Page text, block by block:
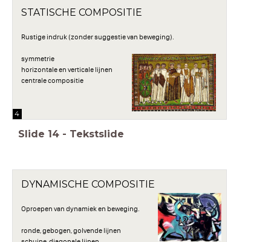
STATISCHE COMPOSITIE
Rustige indruk (zonder suggestie van beweging).
symmetrie
horizontale en verticale lijnen
centrale compositie
4
Slide 14 - Tekstslide
DYNAMISCHE COMPOSITIE
Oproepen van dynamiek en beweging.
ronde, gebogen, golvende lijnen